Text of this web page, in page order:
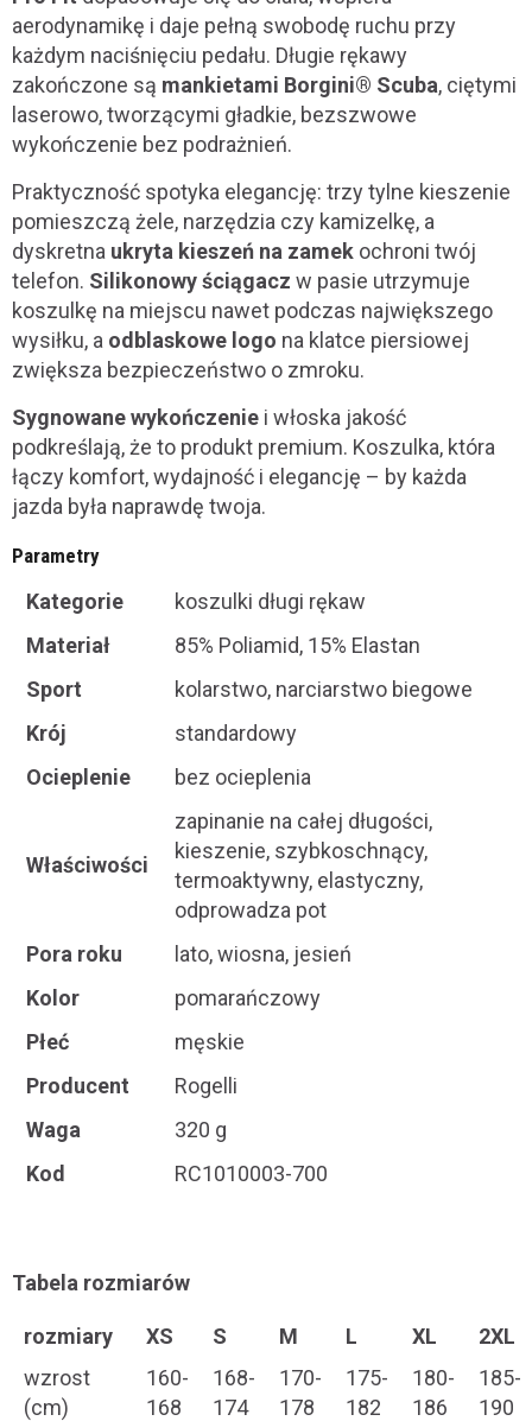
aerodynamikę i daje pełną swobodę ruchu przy
każdym naciśnięciu pedału. Długie rękawy
zakończone są mankietami Borgini® Scuba, ciętymi
laserowo, tworzącymi gładkie, bezszwowe
wykończenie bez podrażnień.
Praktyczność spotyka elegancję: trzy tylne kieszenie
pomieszczą żele, narzędzia czy kamizelkę, a
dyskretna ukryta kieszeń na zamek ochroni twój
telefon. Silikonowy ściągacz w pasie utrzymuje
koszulkę na miejscu nawet podczas największego
wysiłku, a odblaskowe logo na klatce piersiowej
zwiększa bezpieczeństwo o zmroku.
Sygnowane wykończenie i włoska jakość
podkreślają, że to produkt premium. Koszulka, która
łączy komfort, wydajność i elegancję – by każda
jazda była naprawdę twoja.
Parametry
Kategorie
koszulki długi rękaw
Materiał
85% Poliamid, 15% Elastan
Sport
kolarstwo, narciarstwo biegowe
Krój
standardowy
Ocieplenie
bez ocieplenia
Właściwości
zapinanie na całej długości,
kieszenie, szybkoschnący,
termoaktywny, elastyczny,
odprowadza pot
Pora roku
lato, wiosna, jesień
Kolor
pomarańczowy
Płeć
męskie
Producent
Rogelli
Waga
320 g
Kod
RC1010003-700
Tabela rozmiarów
rozmiary XS S M L XL
2XL
wzrost
(cm)
160-
168
168-
174
170-
178
175-
182
180-
186
185-
190